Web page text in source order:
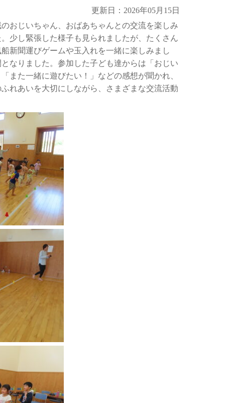
更新日：2026年05月15日
おじいちゃん、おばあちゃんとの交流を楽しみ
少し緊張した様子も見られましたが、たくさん
新聞運びゲームや玉入れを一緒に楽しみまし
なりました。参加した子ども達からは「おじい
また一緒に遊びたい！」などの感想が聞かれ、
れあいを大切にしながら、さまざまな交流活動